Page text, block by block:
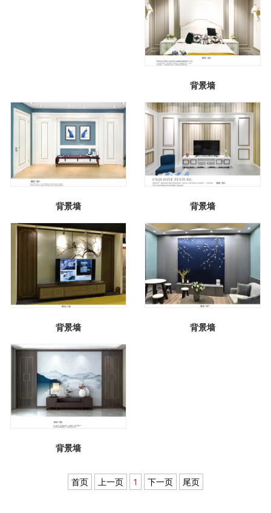
背景墙
背景墙 背景墙
背景墙 背景墙
背景墙
首页 上一页 1 下一页 尾页